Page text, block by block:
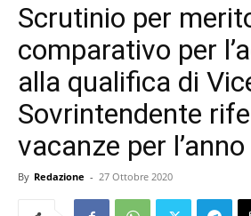
Scrutinio per
comparativo per
alla qualifica di
Sovrintendente
vacanze per
By Redazione - 27 Ottobre 2020